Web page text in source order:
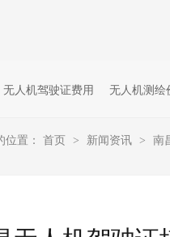
无人机考试评测系统
无人机驾驶证费用 无人机测绘
置： 首页 > 新闻资讯 > 南